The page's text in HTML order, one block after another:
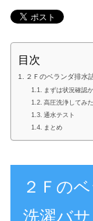
目次
２Ｆのベランダ排水
まずは状況確認
高圧洗浄してみた
通水テスト
まとめ
２Ｆの
洗濯バ